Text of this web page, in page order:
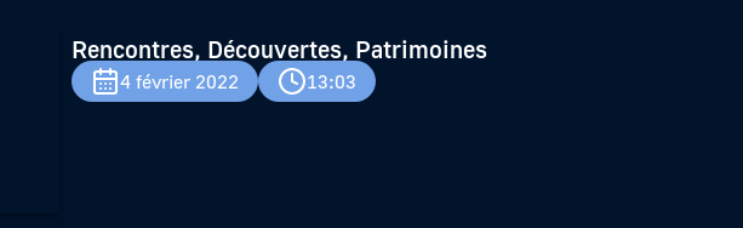
Rencontres, Découvertes, Patrimoines
4 février 2022 13:03